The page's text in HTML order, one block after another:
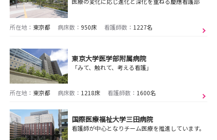
所在地： 東京都 病床数： 950床 看護師数： 1227名
東京大学医学部附属病院
「みて、触れて、考える看護」
所在地： 東京都 病床数： 1218床 看護師数： 1600名
国際医療福祉大学三田病院
看護師が中心となりチーム医療を推進しています。